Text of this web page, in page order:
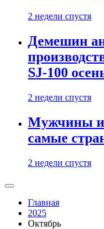
2 недели спустя
Демешин
SJ-100
2 недели спустя
Мужчины и
самые
2 недели спустя
Главная
2025
Октябрь